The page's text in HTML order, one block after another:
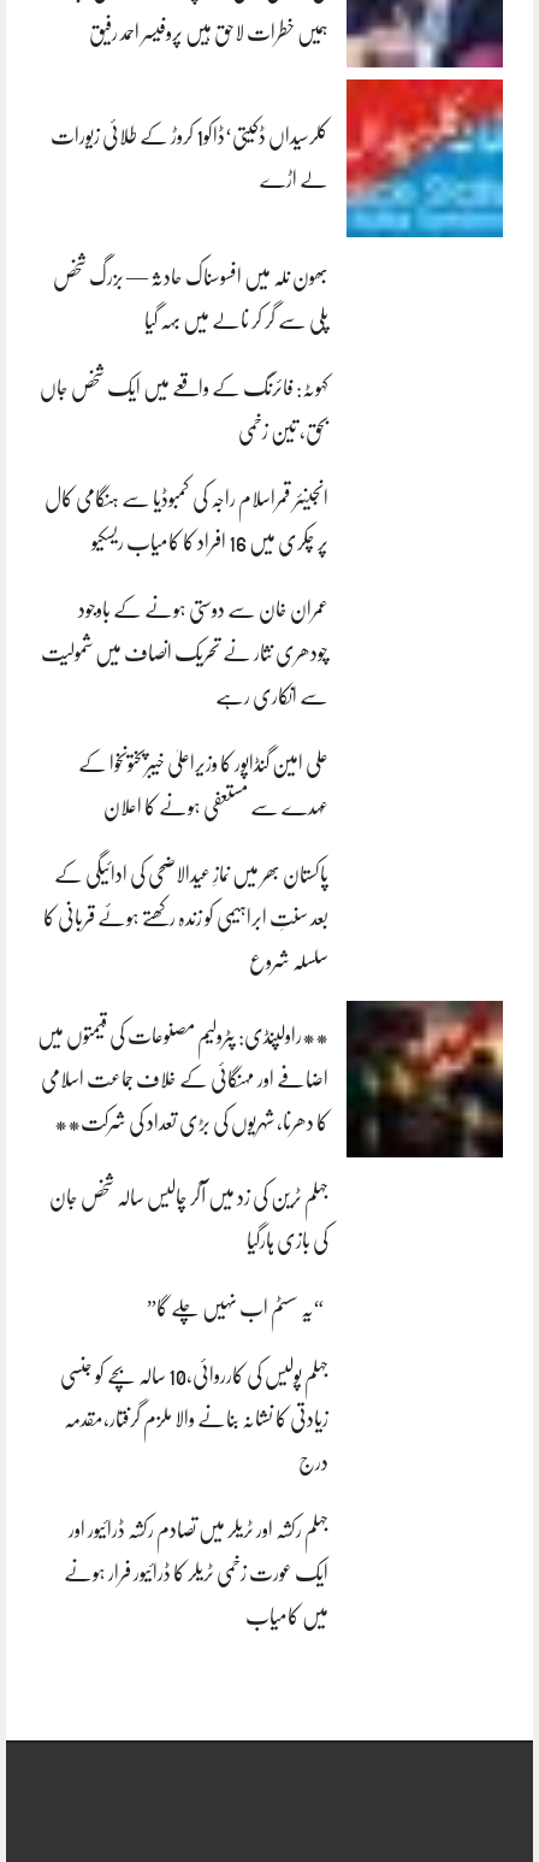
ہمیں خطرات لاحق ہیں پروفیسر احمد رفیق
کلرسیداں ڈکیتی‘ڈاکو1 کروڑ کے طلائی زیورات
لے اڑے
بھون نلہ میں افسوسناک حادثہ — بزرگ شخص
پلی سے گر کر نالے میں بہہ گیا
کہوٹہ: فائرنگ کے واقعے میں ایک شخص جاں
بحق، تین زخمی
انجینئر قمراسلام راجہ کی کمبوڈیا سے ہنگامی کال
پر چکری میں 16 افراد کا کامیاب ریسکیو
عمران خان سے دوستی ہونے کے باوجود
چودھری نثار نے تحریک انصاف میں شمولیت
سے انکاری رہے
علی امین گنڈاپور کا وزیراعلیٰ خیبرپختونخوا کے
عہدے سے مستعفی ہونے کا اعلان
پاکستان بھر میں نمازِ عیدالاضحی کی ادائیگی کے
بعد سنتِ ابراہیمی کو زندہ رکھتے ہوئے قربانی کا
سلسلہ شروع
**راولپنڈی: پٹرولیم مصنوعات کی قیمتوں میں
اضافے اور مہنگائی کے خلاف جماعت اسلامی
کا دھرنا، شہریوں کی بڑی تعداد کی شرکت**
جہلم ٹرین کی زد میں آکر چالیس سالہ شخص جان
کی بازی ہارگیا
“یہ سسٹم اب نہیں چلے گا”
جہلم پولیس کی کارروائی،10 سالہ بچے کو جنسی
زیادتی کا نشانہ بنانے والا ملزم گرفتار،مقدمہ
درج
جہلم رکشہ اور ٹریلر میں تصادم رکشہ ڈرائیور اور
ایک عورت زخمی ٹریلر کا ڈرائیور فرار ہونے
میں کامیاب